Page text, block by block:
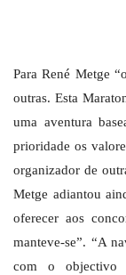
Para René Metge
outras. Esta
uma aventura
prioridade os
organizador de
Metge adiantou
oferecer aos
manteve-se”. “A
com o objectivo